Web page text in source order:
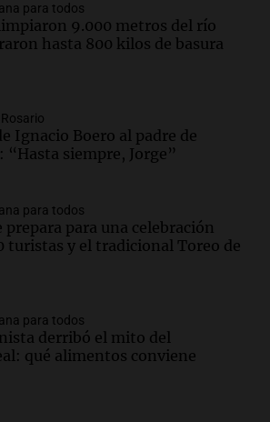
para todos
9.000 metros del río
hasta 800 kilos de basura
Ignacio Boero al padre de
“Hasta siempre, Jorge”
para todos
prepara para una celebración
turistas y el tradicional Toreo de
para todos
derribó el mito del
qué alimentos conviene